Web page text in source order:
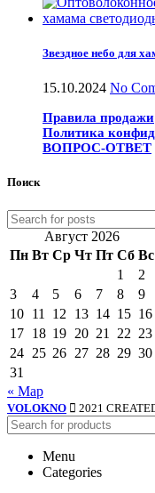
Звездное небо для
15.10.2024 No
Правила продажи
Политика
ВОПРОС-ОТВЕТ
Поиск
Август 2026
Пн Вт Ср Чт Пт Сб Вс
1
2
3
4 5 6 7 8
9
10 11 12 13 14 15 16
17 18 19 20 21 22 23
24 25 26 27 28 29 30
31
« Мар
VOLOKNO 2021
Menu
Categories